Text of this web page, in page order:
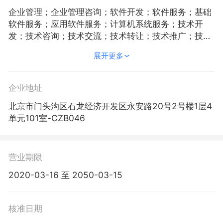
企业管理；企业管理咨询；软件开发；软件服务；基础
软件服务；应用软件服务；计算机系统服务；技术开
发；技术咨询；技术交流；技术转让；技术推广；技术
场调查；经济贸易咨询；教育咨询（不含出国留学咨询
作、代理、发布广告；会议服务；电脑动画设计；翻译
咨询；产品设计；包装装潢设计；体育咨询；影视策
划；餐饮管理（未取得专项许可不得经营餐饮服务）；
批准后依批准的内容开展经营活动；不得从事国家和本
展开更多
企业地址
北京市门头沟区石龙经济开发区永安路20号2号楼1层4
单元101室-CZB046
营业期限
2020-03-16 至 2050-03-15
核准日期